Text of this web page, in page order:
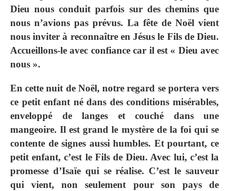
Dieu nous conduit parfois sur des chemins que
nous n’avions pas prévus. La fête de Noël vient
nous inviter à reconnaître en Jésus le Fils de Dieu.
Accueillons-le avec confiance car il est « Dieu avec
nous ».
En cette nuit de Noël, notre regard se portera vers
ce petit enfant né dans des conditions misérables,
enveloppé de langes et couché dans une
mangeoire. Il est grand le mystère de la foi qui se
contente de signes aussi humbles. Et pourtant, ce
petit enfant, c’est le Fils de Dieu. Avec lui, c’est la
promesse d’Isaïe qui se réalise. C’est le sauveur
qui vient, non seulement pour son pays de